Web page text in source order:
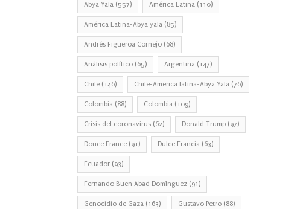
Abya Yala (557) América Latina (110)
América Latina-Abya yala (85)
Andrés Figueroa Cornejo (68)
Análisis político (65) Argentina (147)
Chile (146) Chile-America latina-Abya Yala (76)
Colombia (88) Colombia (109)
Crisis del coronavirus (62) Donald Trump (97)
Douce France (91) Dulce Francia (63)
Ecuador (93)
Fernando Buen Abad Domínguez (91)
Genocidio de Gaza (163) Gustavo Petro (88)